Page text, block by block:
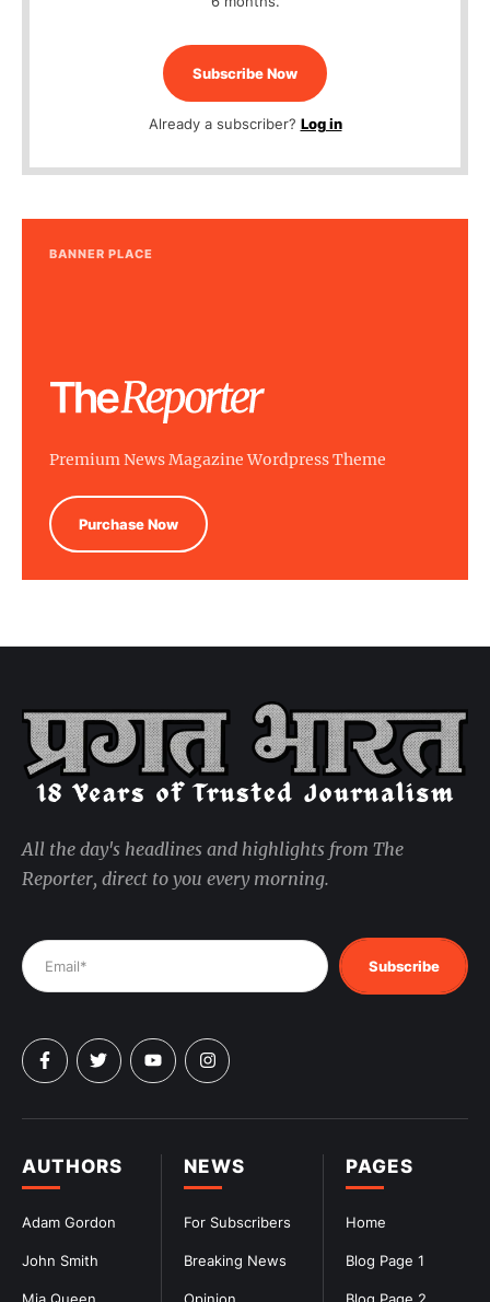
Subscribe Now
Already a subscriber? Log in
BANNER PLACE
Premium News Magazine Wordpress Theme
Purchase Now
PAGES
Home
Blog Page 1
NEWS
For Subscribers
Breaking News
AUTHORS
Adam Gordon
John Smith
All the day's headlines and highlights from The
Reporter, direct to you every morning.
Subscribe